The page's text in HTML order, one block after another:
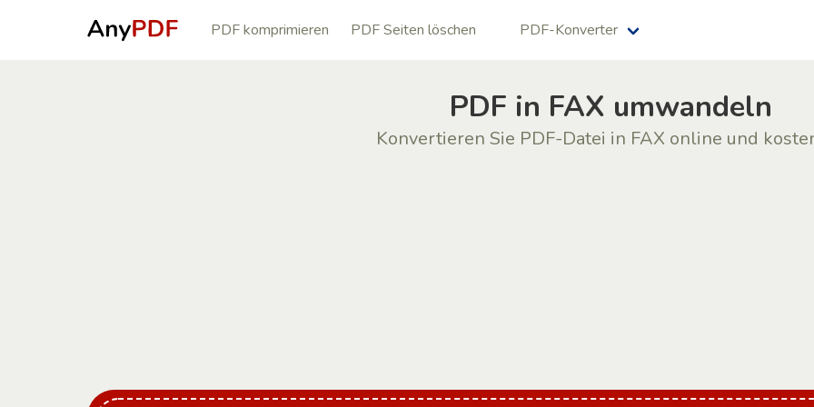
PDF komprimieren PDF Seiten löschen PDF-Konverter
PDF in FAX umwandeln
Konvertieren Sie PDF-Datei in FAX online und